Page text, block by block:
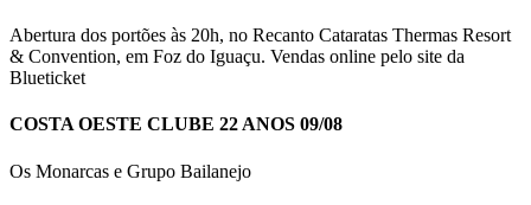
Abertura dos portões às 20h, no Recanto Cataratas Thermas Resort
& Convention, em Foz do Iguaçu. Vendas online pelo site da
Blueticket
COSTA OESTE CLUBE 22 ANOS 09/08
Os Monarcas e Grupo Bailanejo